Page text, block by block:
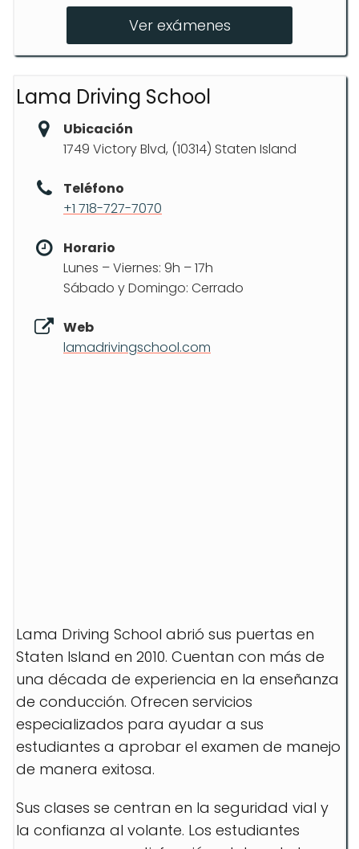
Ver exámenes
Lama Driving School
Ubicación
1749 Victory Blvd, (10314) Staten Island
Teléfono
+1 718-727-7070
Horario
Lunes – Viernes: 9h – 17h
Sábado y Domingo: Cerrado
Web
lamadrivingschool.com
Lama Driving School abrió sus puertas en
Staten Island en 2010. Cuentan con más de
una década de experiencia en la enseñanza
de conducción. Ofrecen servicios
especializados para ayudar a sus
estudiantes a aprobar el examen de manejo
de manera exitosa.
Sus clases se centran en la seguridad vial y
la confianza al volante. Los estudiantes